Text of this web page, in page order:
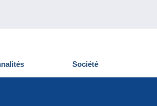
Société
Qui sommes-nous